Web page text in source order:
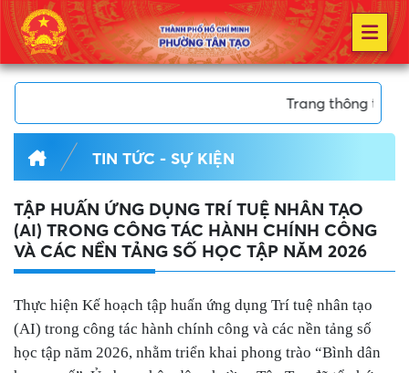
Trang thông tin điện tử Phường
TIN TỨC - SỰ KIỆN
TẬP HUẤN ỨNG DỤNG TRÍ TUỆ NHÂN TẠO
(AI) TRONG CÔNG TÁC HÀNH CHÍNH CÔNG
VÀ CÁC NỀN TẢNG SỐ HỌC TẬP NĂM 2026
Thực hiện Kế hoạch tập huấn ứng dụng Trí tuệ nhân tạo
(AI) trong công tác hành chính công và các nền tảng số
học tập năm 2026, nhằm triển khai phong trào “Bình dân